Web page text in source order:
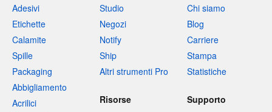
Adesivi
Etichette
Calamite
Spille
Packaging
Abbigliamento
Acrilici
Studio
Negozi
Notify
Ship
Altri strumenti Pro
Chi siamo
Blog
Carriere
Stampa
Statistiche
Risorse
Supporto